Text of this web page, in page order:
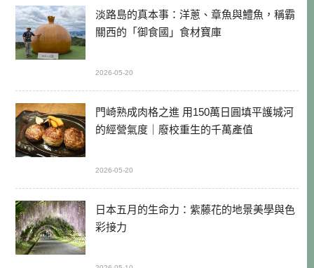
淡路島的真本事：洋蔥、章魚與鱧魚，稱霸
關西的「御食國」食材寶庫
2026-05-20
門崎熟成肉格之進 用150萬日圓填平護城河
的經營氣度｜廢校重生的千萬產值
2026-05-20
日本五月的生命力：紫藤花的地景美學與色
彩接力